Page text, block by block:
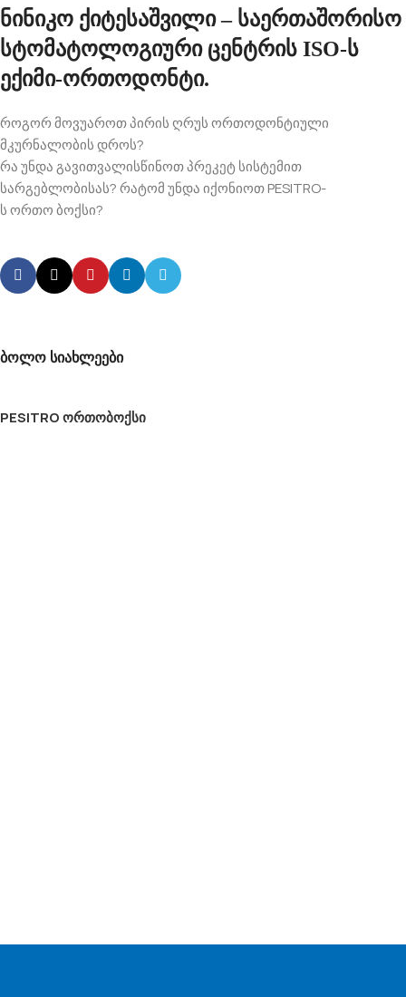
ნინიკო ქიტესაშვილი – საერთაშორისო
სტომატოლოგიური ცენტრის ISO-ს
ექიმი-ორთოდონტი.
როგორ მოვუაროთ პირის ღრუს ორთოდონტიული
მკურნალობის დროს?
რა უნდა გავითვალისწინოთ პრეკეტ სისტემით
სარგებლობისას? რატომ უნდა იქონიოთ PESITRO-
ს ორთო ბოქსი?
ბოლო სიახლეები
PESITRO ორთობოქსი